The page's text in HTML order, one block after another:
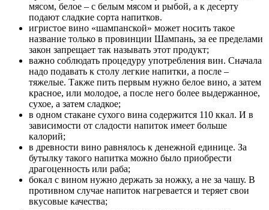
мясом, белое – с белым мясом и рыбой, а к десерту
подают сладкие сорта напитков.
игристое вино «шампанской» может носить такое
название только в провинции Шампань, за ее пределами
закон запрещает так называть этот продукт;
важно соблюдать процедуру употребления вин. Сначала
надо подавать к столу легкие напитки, а после –
тяжелые. Также пить первым нужно белое вино, а затем
красное, или молодое, а после него более выдержанное,
сухое, а затем сладкое;
в одном стакане сухого вина содержится 110 ккал. И в
зависимости от сладости напиток имеет больше
калорий;
в древности вино равнялось к денежной единице. За
бутылку такого напитка можно было приобрести
драгоценность или раба;
бокал с вином нужно держать за ножку, а не за чашу. В
противном случае напиток нагревается и теряет свои
вкусовые качества;